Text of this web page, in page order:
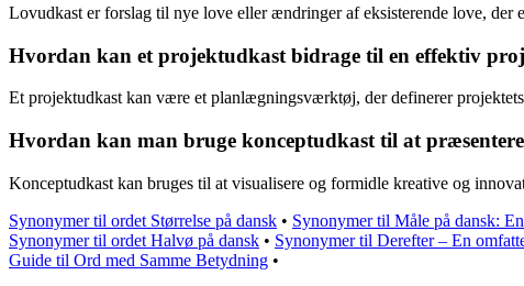
Lovudkast er forslag til nye love eller ændringer af eksisterende love, der
Hvordan kan et projektudkast bidrage til en effektiv
Et projektudkast kan være et planlægningsværktøj, der definerer
Hvordan kan man bruge konceptudkast til at
Konceptudkast kan bruges til at visualisere og formidle kreative og
Synonymer til ordet Størrelse på dansk • Synonymer til Måle på dansk:
Synonymer til ordet Halvø på dansk • Synonymer til Derefter – En
Guide til Ord med Samme Betydning •